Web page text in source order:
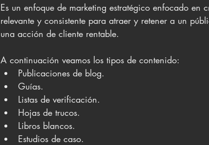
Es un enfoque de marketing estratégico enfocado en
relevante y consistente para atraer y retener a un
una acción de cliente rentable.
A continuación veamos los tipos de contenido:
Publicaciones de blog.
Guías.
Listas de verificación.
Hojas de trucos.
Libros blancos.
Estudios de caso.